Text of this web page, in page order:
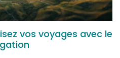
vos voyages avec le